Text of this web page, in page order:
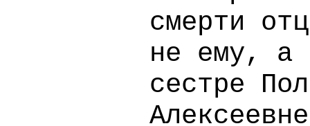
смерти
не ему, а
сестре